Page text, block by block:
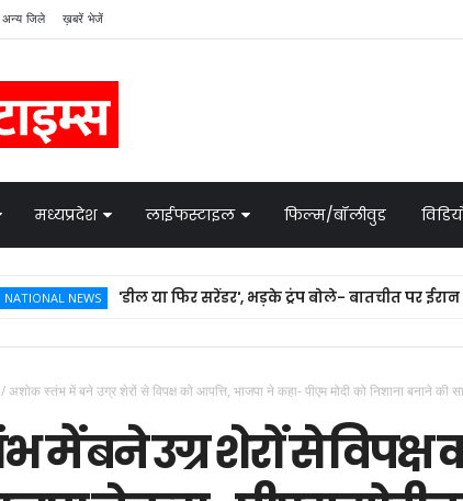
अन्य जिले ख़बरें भेजें
मध्यप्रदेश लाईफस्टाइल फिल्म/बॉलीवुड
NEWS 'डील या फिर सरेंडर', भड़के ट्रंप बोले- बातचीत पर ईरान का
/अशोक स्तंभ में बने उग्र शेरों से विपक्ष को आपत्ति, भाजपा ने कहा- पीएम मोदी को निशाना बनाने की
बने उग्र शेरों से विपक्ष